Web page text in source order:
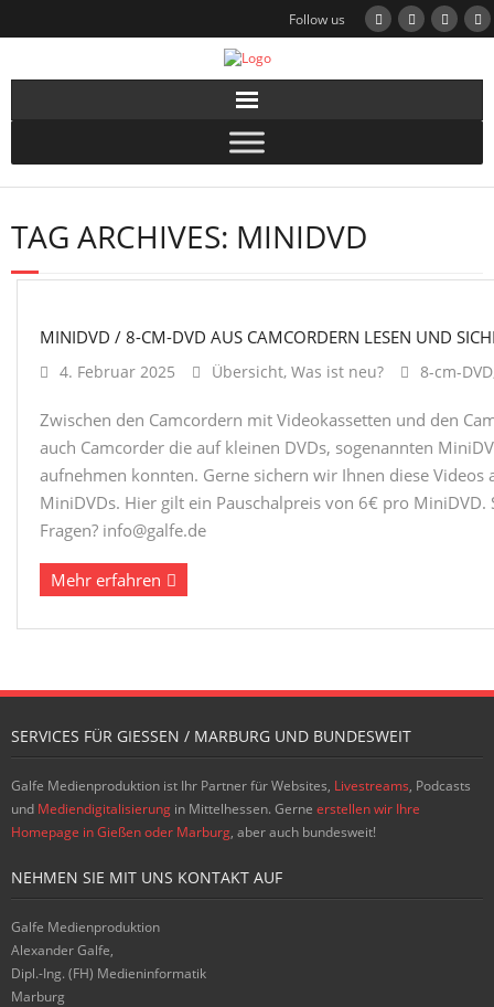
Follow us
TAG ARCHIVES: MINIDVD
MINIDVD / 8-CM-DVD AUS CAMCORDERN LESEN UND
4. Februar 2025 Übersicht, Was ist neu? 8-cm-DVD
Zwischen den Camcordern mit Videokassetten und den
auch Camcorder die auf kleinen DVDs, sogenannten
aufnehmen konnten. Gerne sichern wir Ihnen diese Videos
MiniDVDs. Hier gilt ein Pauschalpreis von 6€ pro MiniDVD.
Fragen? info@galfe.de
Mehr erfahren
SERVICES FÜR GIESSEN / MARBURG UND BUNDESWEIT
Galfe Medienproduktion ist Ihr Partner für Websites, Livestreams, Podcasts
und Mediendigitalisierung in Mittelhessen. Gerne erstellen wir Ihre
Homepage in Gießen oder Marburg, aber auch bundesweit!
NEHMEN SIE MIT UNS KONTAKT AUF
Galfe Medienproduktion
Alexander Galfe,
Dipl.-Ing. (FH) Medieninformatik
Marburg